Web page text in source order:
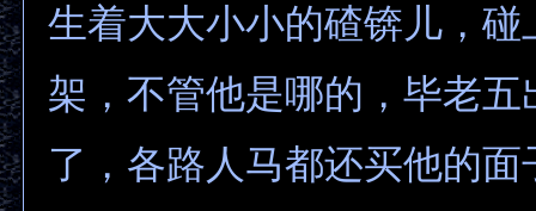
生着大大小小的碴锛儿，碰
架，不管他是哪的，毕老五
了，各路人马都还买他的面